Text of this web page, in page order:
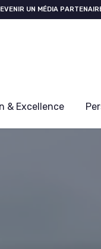
UN MÉDIA
& Excellence